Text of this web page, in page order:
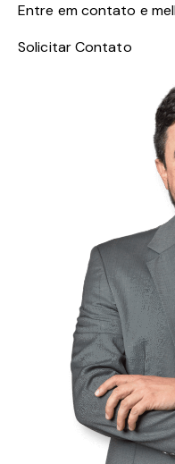
Entre em contato e
Solicitar Contato